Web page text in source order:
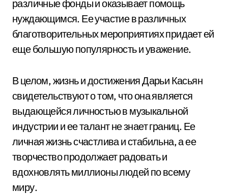
различные фонды и оказывает помощь
нуждающимся. Ее участие в различных
благотворительных мероприятиях придает ей
еще большую популярность и уважение.
В целом, жизнь и достижения Дарьи Касьян
свидетельствуют о том, что она является
выдающейся личностью в музыкальной
индустрии и ее талант не знает границ. Ее
личная жизнь счастлива и стабильна, а ее
творчество продолжает радовать и
вдохновлять миллионы людей по всему
миру.